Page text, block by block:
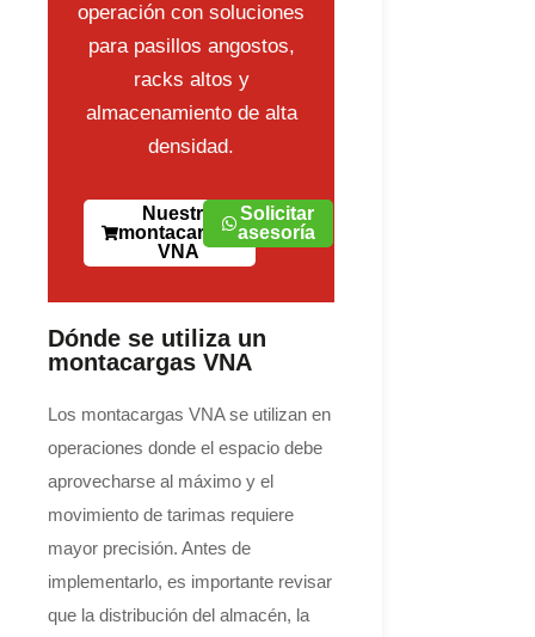
operación con soluciones
para pasillos angostos,
racks altos y
almacenamiento de alta
densidad.
Nuestro
montacargas
VNA
Solicitar
asesoría
Dónde se utiliza un
montacargas VNA
Los montacargas VNA se utilizan en
operaciones donde el espacio debe
aprovecharse al máximo y el
movimiento de tarimas requiere
mayor precisión. Antes de
implementarlo, es importante revisar
que la distribución del almacén, la